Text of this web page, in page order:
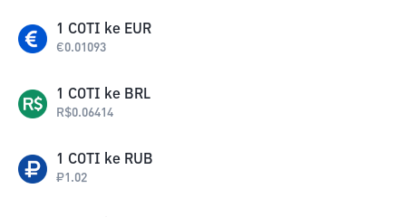
1 COTI ke EUR
€0.01093
1 COTI ke BRL
R$0.06414
1 COTI ke RUB
₽1.02